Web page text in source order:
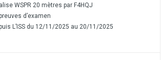
WSPR 20 mètres par F4HQJ
d’examen
L’ISS du 12/11/2025 au 20/11/2025